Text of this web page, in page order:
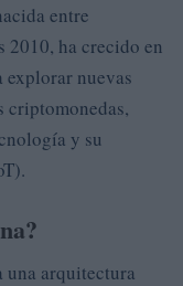
entre
2010, ha crecido en
explorar nuevas
criptomonedas,
y su
una arquitectura